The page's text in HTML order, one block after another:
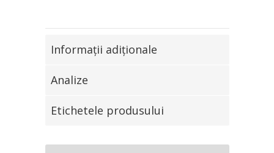
Informaţii adiţionale
Analize
Etichetele produsului